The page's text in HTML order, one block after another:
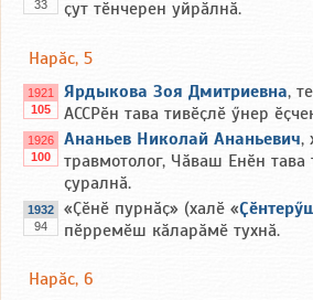
33
ҫут тӗнчерен уйрӑлнӑ.
Нарӑс, 5
1921
105
Ярдыкова Зоя Дмитриевна,
АССРӗн тава тивӗҫлӗ ӳнер
1926
100
Ананьев Николай Ананьевич,
травмотолог, Чӑваш Енӗн тава
ҫуралнӑ.
1932
94
«Ҫӗнӗ пурнӑҫ» (халӗ «
пӗрремӗш кӑларӑмӗ тухнӑ.
Нарӑс, 6